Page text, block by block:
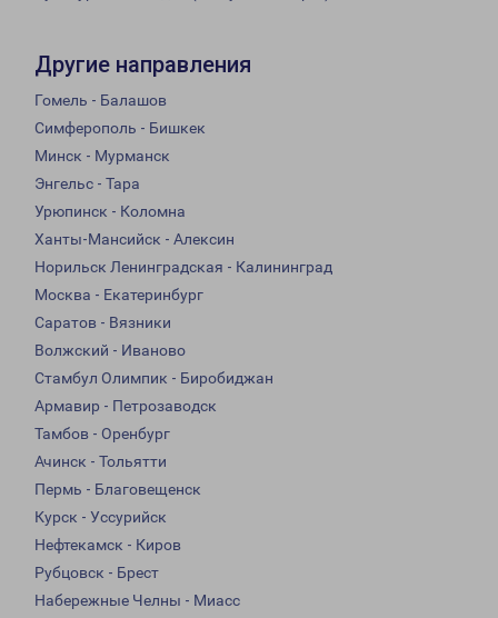
Другие направления
Гомель - Балашов
Симферополь - Бишкек
Минск - Мурманск
Энгельс - Тара
Урюпинск - Коломна
Ханты-Мансийск - Алексин
Норильск Ленинградская - Калининград
Москва - Екатеринбург
Саратов - Вязники
Волжский - Иваново
Стамбул Олимпик - Биробиджан
Армавир - Петрозаводск
Тамбов - Оренбург
Ачинск - Тольятти
Пермь - Благовещенск
Курск - Уссурийск
Нефтекамск - Киров
Рубцовск - Брест
Набережные Челны - Миасс